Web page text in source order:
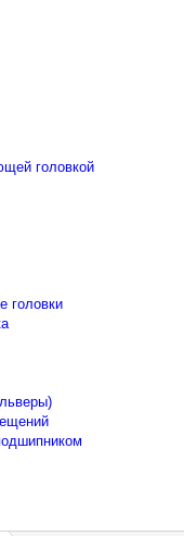
головкой
головки